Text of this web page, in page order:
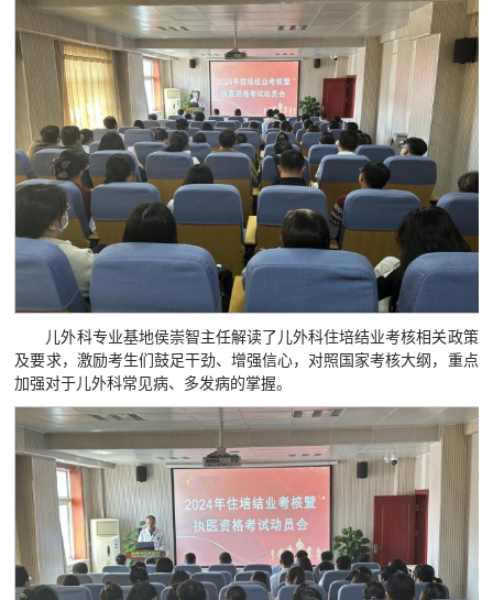
儿外科专业基地侯崇智主任解读了儿外科住培结业考核相关政策
及要求，激励考生们鼓足干劲、增强信心，对照国家考核大纲，重点
加强对于儿外科常见病、多发病的掌握。